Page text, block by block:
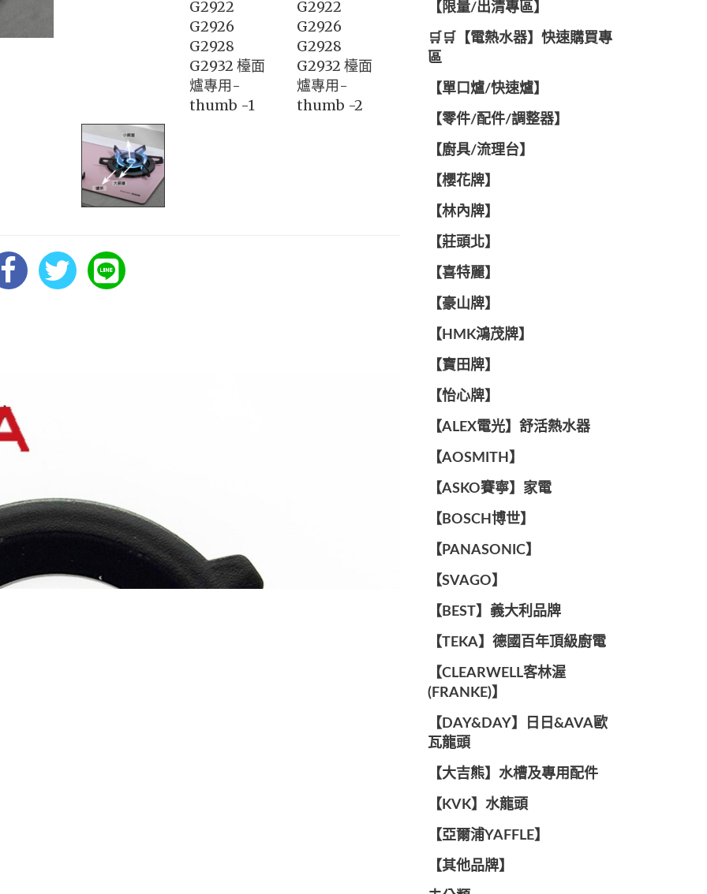
【限量/出清專區】
🛒🛒【電熱水器】快速購買專
區
【單口爐/快速爐】
【零件/配件/調整器】
【廚具/流理台】
【櫻花牌】
【林內牌】
【莊頭北】
【喜特麗】
【豪山牌】
【HMK鴻茂牌】
【寶田牌】
️【怡心牌】️
️️【ALEX電光】舒活熱水器️️
【AOSMITH】
【ASKO賽寧】家電
【BOSCH博世】
️【PANASONIC】️
️【SVAGO】️
️【BEST】️義大利品牌
️【TEKA】️德國百年頂級廚電
️【CLEARWELL客林渥
(FRANKE)】️
️【DAY&DAY】️日日&AVA歐
瓦龍頭
【大吉熊】水槽及專用配件
️【KVK】水龍頭️
【亞爾浦YAFFLE】
️【其他品牌】️